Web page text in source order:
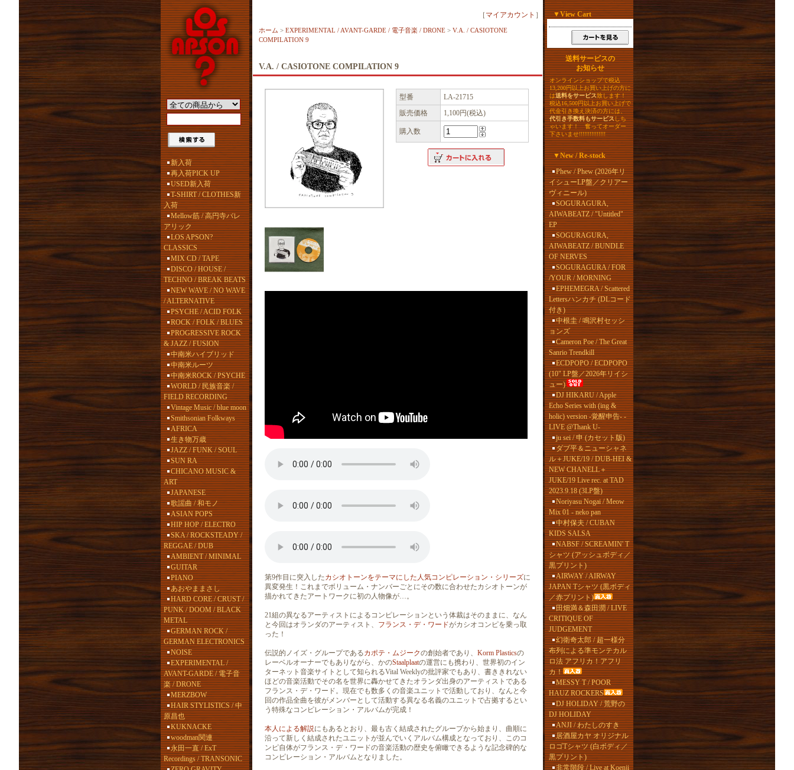
新入荷
再入荷PICK UP
USED新入荷
T-SHIRT / CLOTHES新
入荷
Mellow筋 / 高円寺バレ
アリック
LOS APSON?
CLASSICS
MIX CD / TAPE
DISCO / HOUSE /
TECHNO / BREAK BEATS
NEW WAVE / NO WAVE
/ ALTERNATIVE
PSYCHE / ACID FOLK
ROCK / FOLK / BLUES
PROGRESSIVE ROCK
& JAZZ / FUSION
中南米ハイブリッド
中南米ルーツ
中南米ROCK / PSYCHE
WORLD / 民族音楽 /
FIELD RECORDING
Vintage Music / blue moon
Smithsonian Folkways
AFRICA
生き物万歳
JAZZ / FUNK / SOUL
SUN RA
CHICANO MUSIC &
ART
JAPANESE
歌謡曲 / 和モノ
ASIAN POPS
HIP HOP / ELECTRO
SKA / ROCKSTEADY /
REGGAE / DUB
AMBIENT / MINIMAL
GUITAR
PIANO
あおやままさし
HARD CORE / CRUST /
PUNK / DOOM / BLACK
METAL
GERMAN ROCK /
GERMAN ELECTRONICS
NOISE
EXPERIMENTAL /
AVANT-GARDE / 電子音
楽 / DRONE
MERZBOW
HAIR STYLISTICS / 中
原昌也
KUKNACKE
woodman関連
永田一直 / ExT
Recordings / TRANSONIC
［ マイアカウント ］
ホーム > EXPERIMENTAL / AVANT-GARDE / 電子音楽 / DRONE > V.A. / CASIOTONE
COMPILATION 9
V.A. / CASIOTONE COMPILATION 9
型番
LA-21715
販売価格
1,100円(税込)
購入数
第9作目に突入したカシオトーンをテーマにした人気コンピレーション・シリーズに
異変発生！これまでボリューム・ナンバーごとにその数に合わせたカシオトーンが
描かれてきたアートワークに初の人物像が…。
21組の異なるアーティストによるコンピレーションという体裁はそのままに、なん
と今回はオランダのアーティスト、 フランス・デ・ワードがカシオコンピを乗っ取
った！
伝説的ノイズ・グループであるカポテ・ムジークの創始者であり、 Korm Plasticsの
レーベルオーナーでもありながら、かのStaalplaatの運営にも携わり、世界初のイン
ターネット音楽サイトとして知られるVital Weeklyの批評家でもあり、書ききれない
ほどの音楽活動でその名を世界に轟かせてきたオランダ出身のアーティストである
フランス・デ・ワード。現在でも数多くの音楽ユニットで活動しており、なんと今
回の作品全曲を彼がメンバーとして活動する異なる名義のユニットで占拠するとい
う特殊なコンピレーション・アルバムが完成！
本人による解説にもあるとおり、最も古く結成されたグループから始まり、曲順に
沿って新しく結成されたユニットが並んでいくアルバム構成となっており、このコ
ンピ自体がフランス・デ・ワードの音楽活動の歴史を俯瞰できるような記念碑的な
コンピレーション・アルバムとなりました。
▼View Cart
送料サービスの
お知らせ
オンラインショップで税込
13,200円以上お買い上げの方に
は送料をサービス致します！
税込16,500円以上お買い上げで
代金引き換え決済の方には、
代引き手数料もサービスしち
ゃいます！ 奮ってオーダー
下さいませ!!!!!!!!!!!!!!!
▼New / Re-stock
Phew / Phew (2026年リ
イシューLP盤／クリアー
ヴィニール)
SOGURAGURA,
AIWABEATZ / "Untitled"
EP
SOGURAGURA,
AIWABEATZ / BUNDLE
OF NERVES
SOGURAGURA / FOR
/YOUR / MORNING
EPHEMEGRA / Scattered
Lettersハンカチ (DLコード
付き)
中根圭 / 鳴沢村セッシ
ョンズ
Cameron Poe / The Great
Sanrio Trendkill
ECDPOPO / ECDPOPO
(10" LP盤／2026年リイシ
ュー)
DJ HIKARU / Apple
Echo Series with (ing &
holic) version -覚醒申告- -
LIVE @Thank U-
ju sei / 申 (カセット版)
ダブ平＆ニューシャネ
ル＋JUKE/19 / DUB-HEI &
NEW CHANELL＋
JUKE/19 Live rec. at TAD
2023.9.18 (3LP盤)
Noriyasu Nogai / Meow
Mix 01 - neko pan
中村保夫 / CUBAN
KIDS SALSA
NABSF / SCREAMIN' T
シャツ (アッシュボディ／
黒プリント)
AIRWAY / AIRWAY
JAPAN Tシャツ (黒ボディ
／赤プリント)
田畑満＆森田潤 / LIVE
CRITIQUE OF
JUDGEMENT
幻衛奇太郎 / 超一様分
布列による準モンテカル
ロ法 アフリカ！アフリ
カ！
MESSY T / POOR
HAUZ ROCKERS
DJ HOLIDAY / 荒野の
DJ HOLIDAY
ANJI / わたしのすき
居酒屋カヤ オリジナル
ロゴTシャツ (白ボディ／
黒プリント)
非常階段 / Live at Koenji